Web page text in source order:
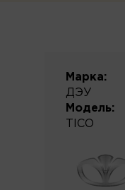
Марка:
ДЭУ
Модель:
TICO